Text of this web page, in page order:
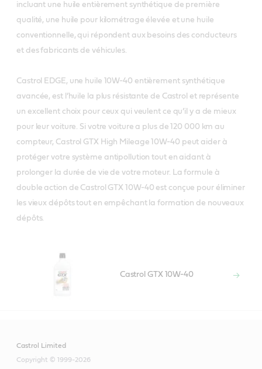
incluant une huile entièrement synthétique de première
qualité, une huile pour kilométrage élevée et une huile
conventionnelle, qui répondent aux besoins des conducteurs
et des fabricants de véhicules.
Castrol EDGE, une huile 10W-40 entièrement synthétique
avancée, est l’huile la plus résistante de Castrol et représente
un excellent choix pour ceux qui veulent ce qu’il y a de mieux
pour leur voiture. Si votre voiture a plus de 120 000 km au
compteur, Castrol GTX High Mileage 10W-40 peut aider à
protéger votre système antipollution tout en aidant à
prolonger la durée de vie de votre moteur. La formule à
double action de Castrol GTX 10W-40 est conçue pour éliminer
les vieux dépôts tout en empêchant la formation de nouveaux
dépôts.
Castrol GTX 10W-40
Castrol Limited
Copyright © 1999-2026